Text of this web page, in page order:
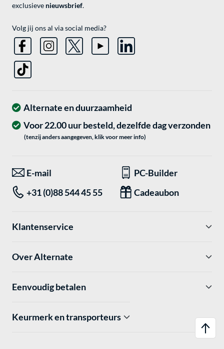
exclusieve nieuwsbrief.
Volg jij ons al via social media?
Alternate en duurzaamheid
Voor 22.00 uur besteld, dezelfde dag verzonden
(tenzij anders aangegeven, klik voor meer info)
E-mail
PC-Builder
+31 (0)88 544 45 55
Cadeaubon
Klantenservice
Over Alternate
Eenvoudig betalen
Keurmerk en transporteurs